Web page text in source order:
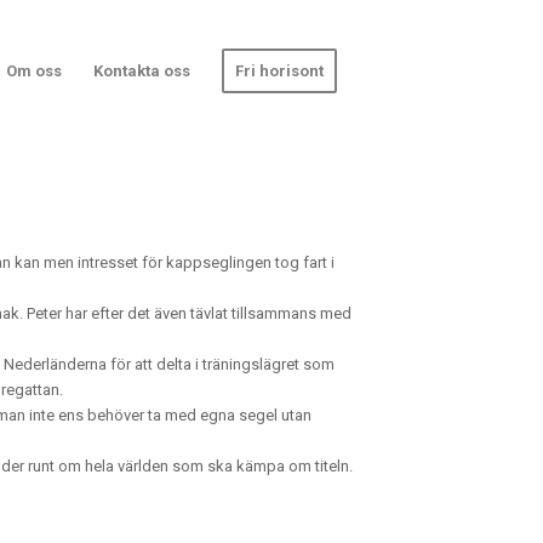
Om oss Kontakta oss Fri horisont
kan men intresset för kappseglingen tog fart i
Peter har efter det även tävlat tillsammans med
för att delta i träningslägret som
inte ens behöver ta med egna segel utan
runt om hela världen som ska kämpa om titeln.